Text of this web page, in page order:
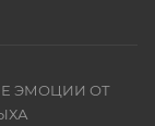
ЭМОЦИИ ОТ